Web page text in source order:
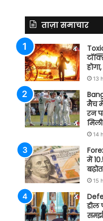
ताज़ा समाचार
13
मैच
रन
14
में
15
डील